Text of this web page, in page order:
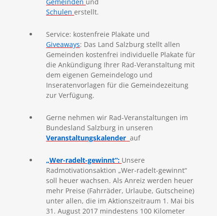
Schulenerstellt.
Service: kostenfreie Plakate und
Giveaways: Das Land Salzburg stellt allen
Gemeinden kostenfrei individuelle Plakate für
die Ankündigung Ihrer Rad-Veranstaltung mit
dem eigenen Gemeindelogo und
Inseratenvorlagen für die Gemeindezeitung
zur Verfügung.
Gerne nehmen wir Rad-Veranstaltungen im
Bundesland Salzburg in unseren
Veranstaltungskalender auf
„Wer-radelt-gewinnt“: Unsere
Radmotivationsaktion „Wer-radelt-gewinnt“
soll heuer wachsen. Als Anreiz werden heuer
mehr Preise (Fahrräder, Urlaube, Gutscheine)
unter allen, die im Aktionszeitraum 1. Mai bis
31. August 2017 mindestens 100 Kilometer